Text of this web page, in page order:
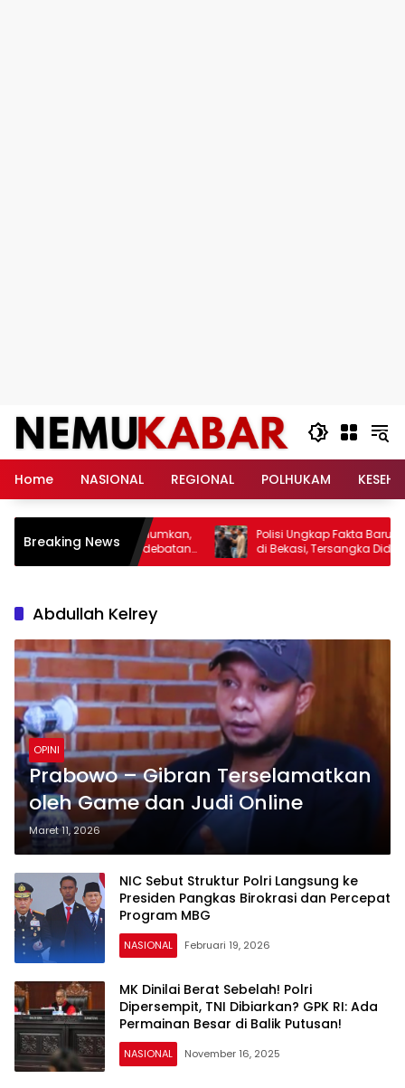
Langsung
konten
Home
NASIONAL REGIONAL POLHUKAM
Breaking News
2027 Resmi Diumumkan,
Galliano Picu Perdebatan
Polisi Ungkap Fakta Baru Kasus
di Bekasi, Tersangka Diduga
Rencanakan Pembunuhan demi
Abdullah Kelrey
OPINI
Prabowo – Gibran Terselamatkan
oleh Game dan Judi Online
Maret 11, 2026
NIC Sebut Struktur Polri Langsung ke
Presiden Pangkas Birokrasi dan Percepat
Program MBG
NASIONAL Februari 19, 2026
MK Dinilai Berat Sebelah! Polri
Dipersempit, TNI Dibiarkan? GPK RI: Ada
Permainan Besar di Balik Putusan!
NASIONAL November 16, 2025